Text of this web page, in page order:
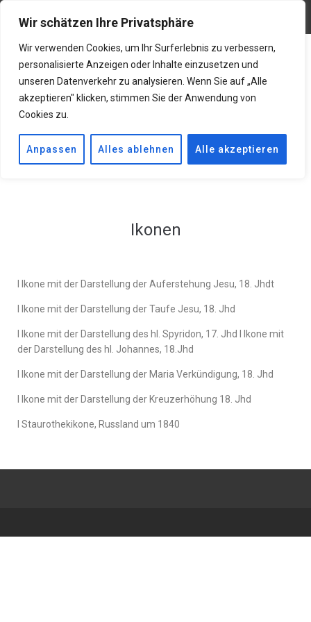
Wir schätzen Ihre Privatsphäre
Wir verwenden Cookies, um Ihr Surferlebnis zu verbessern,
personalisierte Anzeigen oder Inhalte einzusetzen und
unseren Datenverkehr zu analysieren. Wenn Sie auf „Alle
akzeptieren" klicken, stimmen Sie der Anwendung von
Cookies zu.
Anpassen Alles ablehnen Alle akzeptieren
Restaurierungen@gmx.net
Ikonen
l Ikone mit der Darstellung der Auferstehung Jesu, 18. Jhdt
l Ikone mit der Darstellung der Taufe Jesu, 18. Jhd
l Ikone mit der Darstellung des hl. Spyridon, 17. Jhd l Ikone mit
der Darstellung des hl. Johannes, 18.Jhd
l Ikone mit der Darstellung der Maria Verkündigung, 18. Jhd
l Ikone mit der Darstellung der Kreuzerhöhung 18. Jhd
l Staurothekikone, Russland um 1840